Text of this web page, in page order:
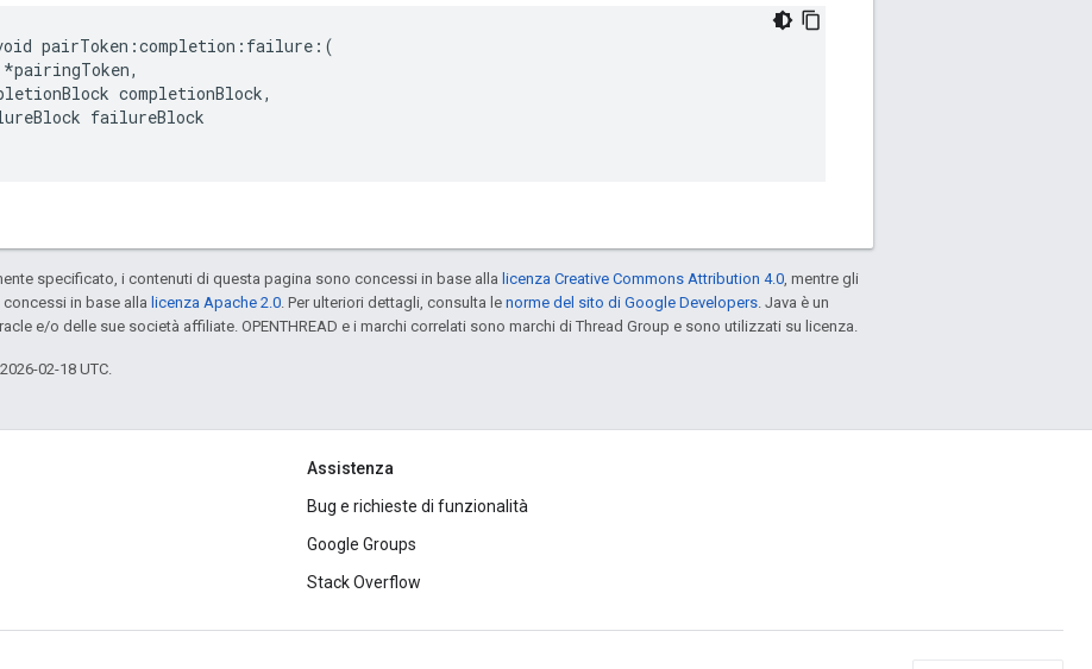
pairToken:completion:failure:(
completionBlock,
failureBlock
specificato, i contenuti di questa pagina sono concessi in base alla licenza Creative Commons Attribution 4.0, mentre gli
in base alla licenza Apache 2.0. Per ulteriori dettagli, consulta le norme del sito di Google Developers. Java è un
e/o delle sue società affiliate. OPENTHREAD e i marchi correlati sono marchi di Thread Group e sono utilizzati su licenza.
02-18 UTC.
Assistenza
Bug e richieste di funzionalità
Google Groups
Stack Overflow